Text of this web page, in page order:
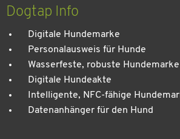
Dogtap Info
Digitale Hundemarke
Personalausweis für Hunde
Wasserfeste, robuste Hundemarke
Digitale Hundeakte
Intelligente, NFC-fähige
Datenanhänger für den Hund